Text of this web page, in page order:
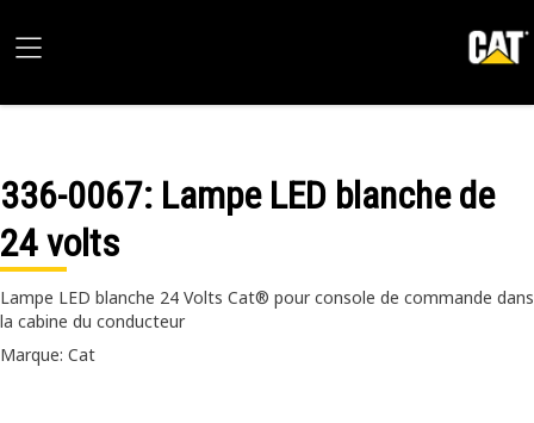
336-0067: Lampe LED blanche de
24 volts
Lampe LED blanche 24 Volts Cat® pour console de commande dans
la cabine du conducteur
Marque: Cat